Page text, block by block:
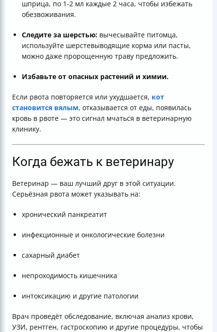
шприца, по 1-2 мл каждые 2 часа, чтобы избежать
обезвоживания.
Следите за шерстью: вычесывайте питомца,
используйте шерстевыводящие корма или пасты,
можно даже пророщенную траву предложить.
Избавьте от опасных растений и химии.
Если рвота повторяется или ухудшается, кот
становится вялым, отказывается от еды, появилась
кровь в рвоте — это сигнал мчаться в ветеринарную
клинику.
Когда бежать к ветеринару
Ветеринар — ваш лучший друг в этой ситуации.
Серьёзная рвота может указывать на:
хронический панкреатит
инфекционные и онкологические болезни
сахарный диабет
непроходимость кишечника
интоксикацию и другие патологии
Врач проведёт обследование, включая анализ крови,
УЗИ, рентген, гастроскопию и другие процедуры, чтобы